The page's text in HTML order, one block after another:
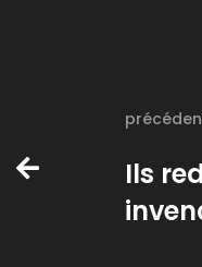
Ils